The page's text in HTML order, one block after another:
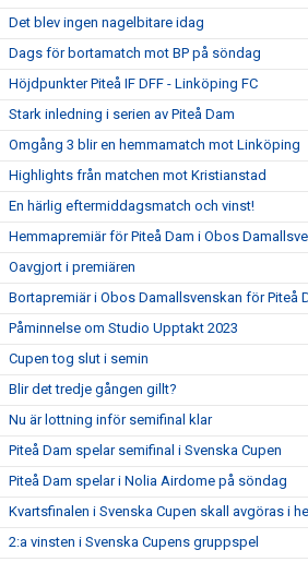
Det blev ingen nagelbitare idag
Dags för bortamatch mot BP på söndag
Höjdpunkter Piteå IF DFF - Linköping FC
Stark inledning i serien av Piteå Dam
Omgång 3 blir en hemmamatch mot Linköping
Highlights från matchen mot Kristianstad
En härlig eftermiddagsmatch och vinst!
Hemmapremiär för Piteå Dam i Obos
Oavgjort i premiären
Bortapremiär i Obos Damallsvenskan för Piteå
Påminnelse om Studio Upptakt 2023
Cupen tog slut i semin
Blir det tredje gången gillt?
Nu är lottning inför semifinal klar
Piteå Dam spelar semifinal i Svenska Cupen
Piteå Dam spelar i Nolia Airdome på söndag
Kvartsfinalen i Svenska Cupen skall avgöras i
2:a vinsten i Svenska Cupens gruppspel